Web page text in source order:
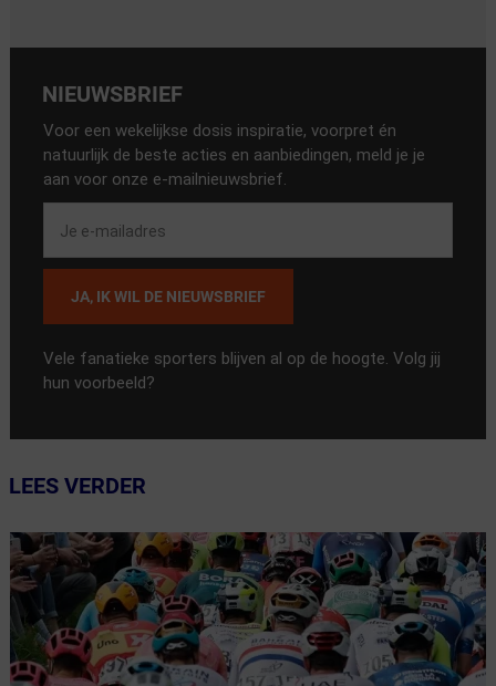
NIEUWSBRIEF
Voor een wekelijkse dosis inspiratie, voorpret én
natuurlijk de beste acties en aanbiedingen, meld je je
aan voor onze e-mailnieuwsbrief.
JA, IK WIL DE NIEUWSBRIEF
Vele fanatieke sporters blijven al op de hoogte. Volg jij
hun voorbeeld?
LEES VERDER